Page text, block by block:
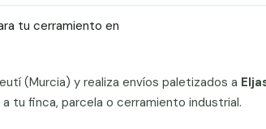
tu cerramiento en
(Murcia) y realiza envíos paletizados a
tu finca, parcela o cerramiento industrial.